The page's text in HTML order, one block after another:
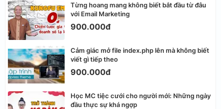
Từng hoang mang không biết bắt đầu từ đâu
với Email Marketing
900.000đ
Cảm giác mở file index.php lên mà không biết
viết gì tiếp theo
900.000đ
Học MC tiệc cưới cho người mới: Những ngày
đầu thực sự khá ngợp